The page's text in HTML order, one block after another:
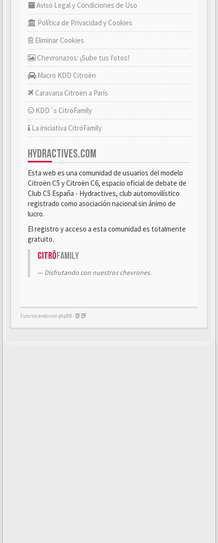
Aviso Legal y Condiciones de Uso
Política de Privacidad y Cookies
Eliminar Cookies
Chevronazos: ¡Sube tus fotos!
Macro KDD Citroën
Caravana Citroën a París
KDD´s CitröFamily
La iniciativa CitröFamily
HYDRACTIVES.COM
Esta web es una comunidad de usuarios del modelo
Citroën C5 y Citroën C6, espacio oficial de debate de
Club C5 España - Hydractives, club automovilístico
registrado como asociación nacional sin ánimo de
lucro.
El registro y acceso a esta comunidad es totalmente
gratuito.
CitröFamily
Disfrutando con nuestros chevrones.
Funcionando con phpBB -